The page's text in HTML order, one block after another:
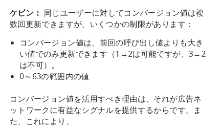
ケビン： 同じユーザーに対してコンバージョン値は複
数回更新できますが、いくつかの制限があります：
コンバージョン値は、前回の呼び出し値よりも大き
い値でのみ更新できます（1→2は可能ですが、3→2
は不可）。
0～63の範囲内の値
コンバージョン値を活用すべき理由は、それが広告ネ
ットワークに有益なシグナルを提供するからです。ま
た、これにより、